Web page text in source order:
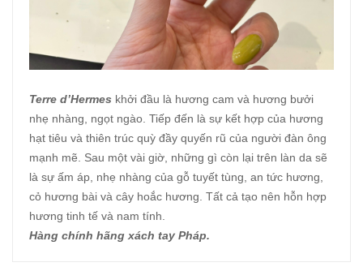
Terre d’Hermes khởi đầu là hương cam và hương bưởi
nhẹ nhàng, ngọt ngào. Tiếp đến là sự kết hợp của hương
hạt tiêu và thiên trúc quỳ đầy quyến rũ của người đàn ông
mạnh mẽ. Sau một vài giờ, những gì còn lại trên làn da sẽ
là sự ấm áp, nhẹ nhàng của gỗ tuyết tùng, an tức hương,
cỏ hương bài và cây hoắc hương. Tất cả tạo nên hỗn hợp
hương tinh tế và nam tính.
Hàng chính hãng xách tay Pháp.